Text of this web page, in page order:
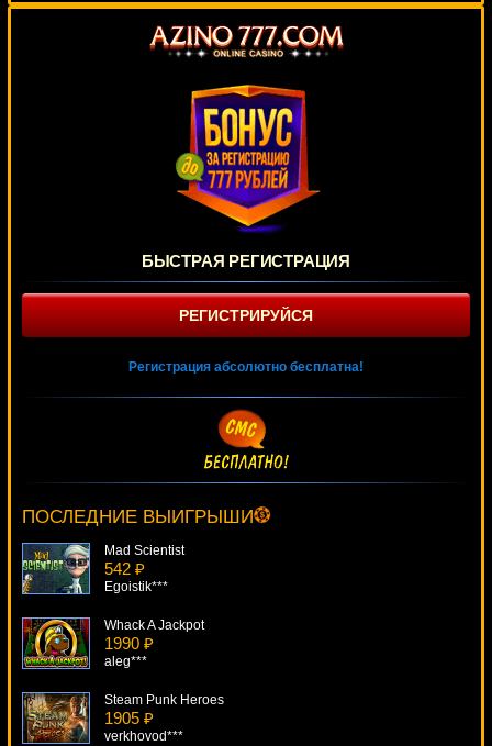
БЫСТРАЯ РЕГИСТРАЦИЯ
РЕГИСТРИРУЙСЯ
Регистрация абсолютно бесплатна!
ПОСЛЕДНИЕ ВЫИГРЫШИ
loto***
Mad Scientist
542 ₽
Egoistik***
Whack A Jackpot
1990 ₽
aleg***
Steam Punk Heroes
1905 ₽
verkhovod***